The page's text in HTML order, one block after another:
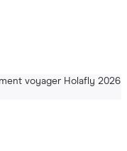
voyager Holafly 2026